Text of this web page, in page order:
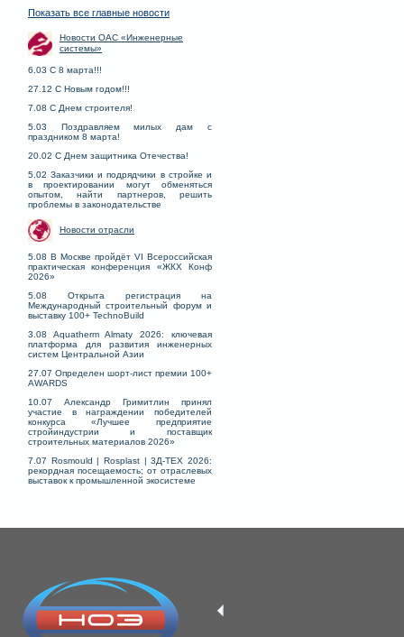
Показать все главные новости
Новости ОАС «Инженерные
системы»
6.03 С 8 марта!!!
27.12 С Новым годом!!!
7.08 С Днем строителя!
5.03 Поздравляем милых дам с
праздником 8 марта!
20.02 С Днем защитника Отечества!
5.02 Заказчики и подрядчики в стройке и
в проектировании могут обменяться
опытом, найти партнеров, решить
проблемы в законодательстве
Новости отрасли
5.08 В Москве пройдёт VI Всероссийская
практическая конференция «ЖКХ Конф
2026»
5.08 Открыта регистрация на
Международный строительный форум и
выставку 100+ TechnoBuild
3.08 Aquatherm Almaty 2026: ключевая
платформа для развития инженерных
систем Центральной Азии
27.07 Определен шорт-лист премии 100+
AWARDS
10.07 Александр Гримитлин принял
участие в награждении победителей
конкурса «Лучшее предприятие
стройиндустрии и поставщик
строительных материалов 2026»
7.07 Rosmould | Rosplast | 3Д-ТЕХ 2026:
рекордная посещаемость; от отраслевых
выставок к промышленной экосистеме